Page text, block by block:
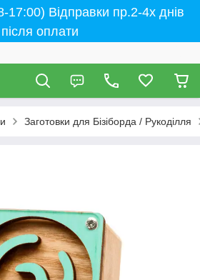
17:00) Відправки пр.2-4х днів
після оплати
Заготовки для Бізіборда / Рукоділля